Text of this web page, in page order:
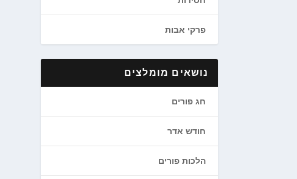
פרקי אבות
נושאים מומלצים
חג פורים
חודש אדר
הלכות פורים